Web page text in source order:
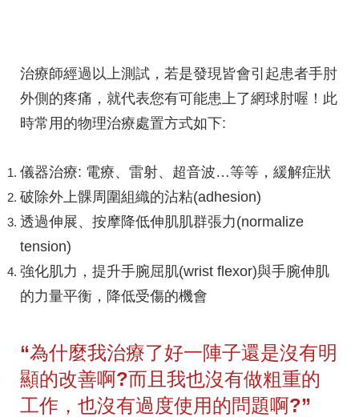
治療師經過以上測試，若是發現皆會引起患者手肘
外側的疼痛，就代表您有可能患上了網球肘喔！此
時常用的物理治療處置方式如下:
儀器治療: 電療、雷射、超音波…等等，緩解症狀
破除外上髁周圍組織的沾粘(adhesion)
透過伸展、按摩降低伸肌肌群張力(normalize
tension)
強化肌力，提升手腕屈肌(wrist flexor)與手腕伸肌
的力量平衡，降低受傷的機會
“為什麼我治療了好一陣子還是沒有明
顯的改善啊?而且我也沒有做粗重的
工作，也沒有過度使用的問題啊?”